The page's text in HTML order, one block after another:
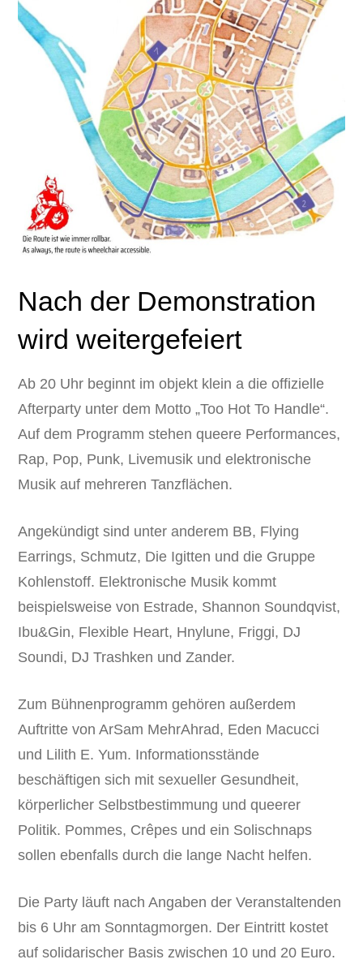
Nach der Demonstration
wird weitergefeiert
Ab 20 Uhr beginnt im objekt klein a die offizielle
Afterparty unter dem Motto „Too Hot To Handle“.
Auf dem Programm stehen queere Performances,
Rap, Pop, Punk, Livemusik und elektronische
Musik auf mehreren Tanzflächen.
Angekündigt sind unter anderem BB, Flying
Earrings, Schmutz, Die Igitten und die Gruppe
Kohlenstoff. Elektronische Musik kommt
beispielsweise von Estrade, Shannon Soundqvist,
Ibu&Gin, Flexible Heart, Hnylune, Friggi, DJ
Soundi, DJ Trashken und Zander.
Zum Bühnenprogramm gehören außerdem
Auftritte von ArSam MehrAhrad, Eden Macucci
und Lilith E. Yum. Informationsstände
beschäftigen sich mit sexueller Gesundheit,
körperlicher Selbstbestimmung und queerer
Politik. Pommes, Crêpes und ein Solischnaps
sollen ebenfalls durch die lange Nacht helfen.
Die Party läuft nach Angaben der Veranstaltenden
bis 6 Uhr am Sonntagmorgen. Der Eintritt kostet
auf solidarischer Basis zwischen 10 und 20 Euro.